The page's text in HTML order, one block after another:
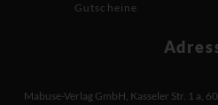
Gutscheine
Mabuse-Verlag GmbH, Kasseler Str. 1 a,